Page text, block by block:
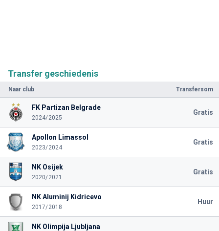
Transfer geschiedenis
Naar club Transfersom
FK Partizan Belgrade
2024/2025
Gratis
Apollon Limassol
2023/2024
Gratis
NK Osijek
2020/2021
Gratis
NK Aluminij Kidricevo
2017/2018
Huur
NK Olimpija Ljubljana